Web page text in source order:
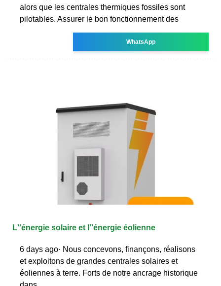
alors que les centrales thermiques fossiles sont
pilotables. Assurer le bon fonctionnement des
WhatsApp
L''énergie solaire et l''énergie éolienne
6 days ago· Nous concevons, finançons, réalisons
et exploitons de grandes centrales solaires et
éoliennes à terre. Forts de notre ancrage historique